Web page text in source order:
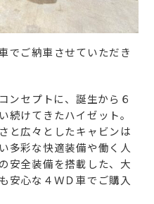
でご納車させていただき
ンセプトに、誕生から６
続けてきたハイゼット。
と広々としたキャビンは
多彩な快適装備や働く人
安全装備を搭載した、大
安心な４ＷＤ車でご購入